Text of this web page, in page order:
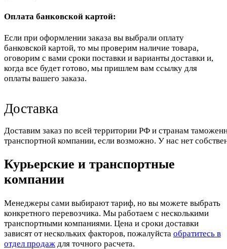
Оплата банковской картой:
Если при оформлении заказа вы выбрали оплату
банковской картой, то мы проверим наличие товара,
оговорим с вами сроки поставки и варианты доставки и,
когда все будет готово, мы пришлем вам ссылку для
оплаты вашего заказа.
Доставка
Доставим заказ по всей территории РФ и странам
транспортной компании, если возможно. У нас нет
Курьерские и транспортные
компании
Менеджеры сами выбирают тариф, но вы можете выбрать
конкретного перевозчика. Мы работаем с несколькими
транспортными компаниями. Цена и сроки доставки
зависят от нескольких факторов, пожалуйста обратитесь в
отдел продаж для точного расчета.